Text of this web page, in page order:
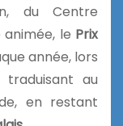
du Centre
animée, le Prix
année, lors
au
en restant